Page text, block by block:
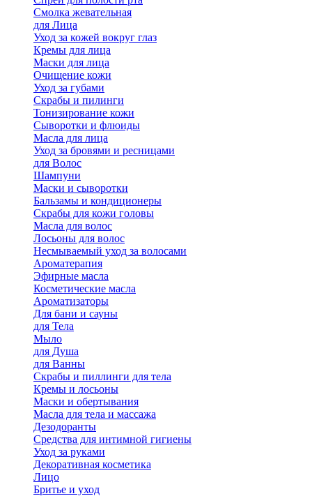
Смолка жевательная
для Лица
Уход за кожей вокруг глаз
Кремы для лица
Маски для лица
Очищение кожи
Уход за губами
Скрабы и пилинги
Тонизирование кожи
Сыворотки и флюиды
Масла для лица
Уход за бровями и ресницами
для Волос
Шампуни
Маски и сыворотки
Бальзамы и кондиционеры
Скрабы для кожи головы
Масла для волос
Лосьоны для волос
Несмываемый уход за волосами
Ароматерапия
Эфирные масла
Косметические масла
Ароматизаторы
Для бани и сауны
для Тела
Мыло
для Душа
для Ванны
Скрабы и пиллинги для тела
Кремы и лосьоны
Маски и обертывания
Масла для тела и массажа
Дезодоранты
Средства для интимной гигиены
Уход за руками
Декоративная косметика
Лицо
Бритье и уход